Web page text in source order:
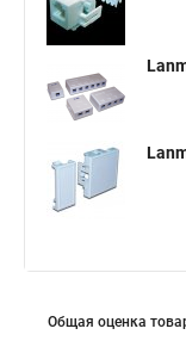
Общая оценка